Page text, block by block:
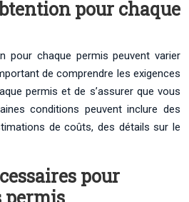
pour chaque
pour chaque permis peuvent varier
de comprendre les exigences
permis et de s’assurer que vous
conditions peuvent inclure des
de coûts, des détails sur le
pour